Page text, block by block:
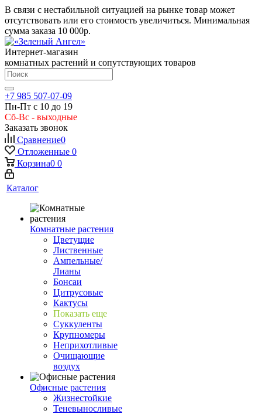
В связи с нестабильной ситуацией на рынке товар может
отсутствовать или его стоимость увеличиться. Минимальная
сумма заказа 10 000р.
Интернет-магазин
комнатных растений и сопутствующих товаров
+7 985 507-07-09
Пн-Пт с 10 до 19
Сб-Вс - выходные
Заказать звонок
Сравнение0
Отложенные 0
Корзина0 0
Каталог
Комнатные растения
Цветущие
Лиственные
Ампельные/
Лианы
Бонсаи
Цитрусовые
Кактусы
Показать еще
Суккуленты
Крупномеры
Неприхотливые
Очищающие
воздух
Офисные растения
Жизнестойкие
Теневыносливые